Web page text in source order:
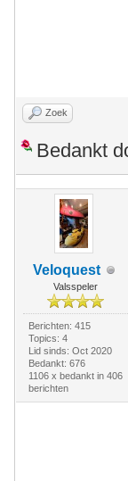
Zoek
Bedankt
Veloquest
Valsspeler
Berichten: 415
Topics: 4
Lid sinds: Oct 2020
Bedankt: 676
1106 x bedankt in 406
berichten